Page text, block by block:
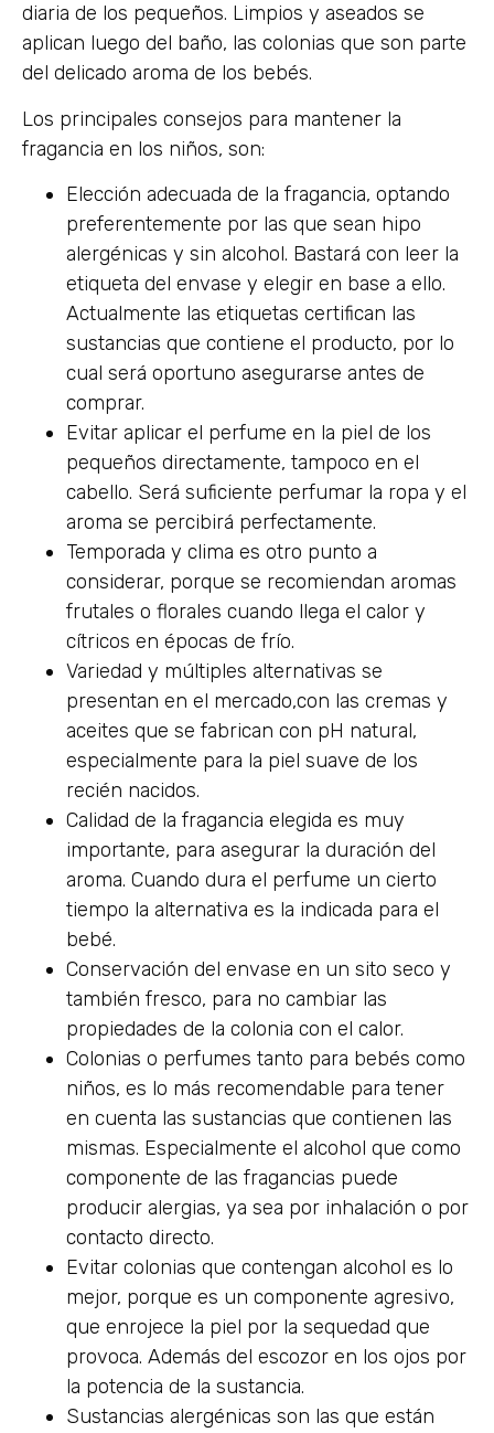
diaria de los pequeños. Limpios y aseados se
aplican luego del baño, las colonias que son parte
del delicado aroma de los bebés.
Los principales consejos para mantener la
fragancia en los niños, son:
Elección adecuada de la fragancia, optando
preferentemente por las que sean hipo
alergénicas y sin alcohol. Bastará con leer la
etiqueta del envase y elegir en base a ello.
Actualmente las etiquetas certifican las
sustancias que contiene el producto, por lo
cual será oportuno asegurarse antes de
comprar.
Evitar aplicar el perfume en la piel de los
pequeños directamente, tampoco en el
cabello. Será suficiente perfumar la ropa y el
aroma se percibirá perfectamente.
Temporada y clima es otro punto a
considerar, porque se recomiendan aromas
frutales o florales cuando llega el calor y
cítricos en épocas de frío.
Variedad y múltiples alternativas se
presentan en el mercado,con las cremas y
aceites que se fabrican con pH natural,
especialmente para la piel suave de los
recién nacidos.
Calidad de la fragancia elegida es muy
importante, para asegurar la duración del
aroma. Cuando dura el perfume un cierto
tiempo la alternativa es la indicada para el
bebé.
Conservación del envase en un sito seco y
también fresco, para no cambiar las
propiedades de la colonia con el calor.
Colonias o perfumes tanto para bebés como
niños, es lo más recomendable para tener
en cuenta las sustancias que contienen las
mismas. Especialmente el alcohol que como
componente de las fragancias puede
producir alergias, ya sea por inhalación o por
contacto directo.
Evitar colonias que contengan alcohol es lo
mejor, porque es un componente agresivo,
que enrojece la piel por la sequedad que
provoca. Además del escozor en los ojos por
la potencia de la sustancia.
Sustancias alergénicas son las que están